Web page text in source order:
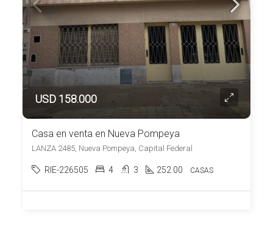
USD 158.000
Casa en venta en Nueva Pompeya
LANZA 2485, Nueva Pompeya, Capital Federal
RIE-226505 4 3 252.00 CASAS